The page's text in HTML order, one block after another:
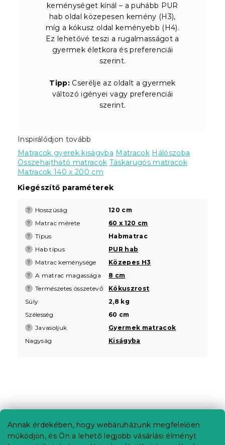
Annak érdekében, hogy webáruházunk megfelelően
működjön, és Ön a lehető legjobb vásárlási élményt
keménységet kínál – a puhább PUR
hab oldal közepesen kemény (H3),
míg a kókusz oldal keményebb (H4).
Ez lehetővé teszi a rugalmasságot a
gyermek életkora és preferenciái
szerint.
Tipp: Cserélje az oldalt a gyermek
változó igényei vagy preferenciái
szerint.
Inspirálódjon tovább
Matracok gyerek kiságyba Matracok Hálószoba
Összehajtható matracok Táskarugós matracok
Matracok 140 x 200 cm
Kiegészítő paraméterek
? Hosszúság 120 cm
? Matrac mérete 60 x 120 cm
? Típus Habmatrac
? Hab típus PUR hab
? Matrac keménysége Közepes H3
? A matrac magassága 8 cm
? Természetes összetevő
Kókuszrost
Súly
2,8 kg
Szélesség
60 cm
? Javasoljuk
Gyermek matracok
Nagyság
Kiságyba
á
Információ az Ön számára